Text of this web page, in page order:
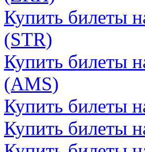
Купить билеты
(STR)
Купить билеты
(AMS)
Купить билеты
Купить билеты